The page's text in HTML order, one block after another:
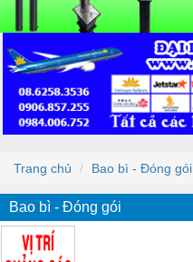
Trang chủ Bao bì - Đóng gói
Bao bì - Đóng gói